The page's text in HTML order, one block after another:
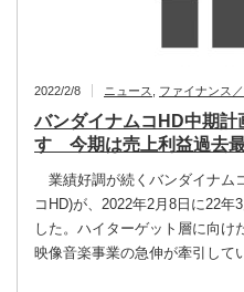
2022/2/8 ニュース ファイナンス
バンダイナムコHD中期
す 今期は売上利益過去
業績好調が続くバンダイナム
コHD)が、2022年2月8日に22
した。ハイターゲット層に向け
映像音楽事業の急伸が牽引して